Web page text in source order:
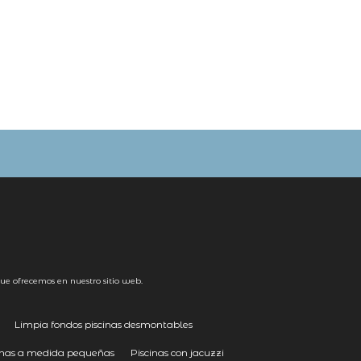
ofrecemos en nuestro sitio web.
Limpia fondos piscinas desmontables
a medida pequeñas Piscinas con jacuzzi